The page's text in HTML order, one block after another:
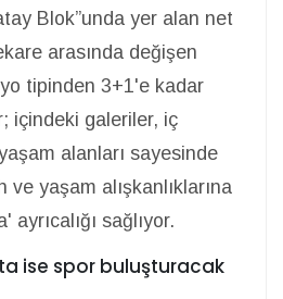
Blok”unda yer alan net
arasında değişen
tipinden 3+1'e kadar
içindeki galeriler, iç
alanları sayesinde
ve yaşam alışkanlıklarına
sağlıyor.
ise spor buluşturacak